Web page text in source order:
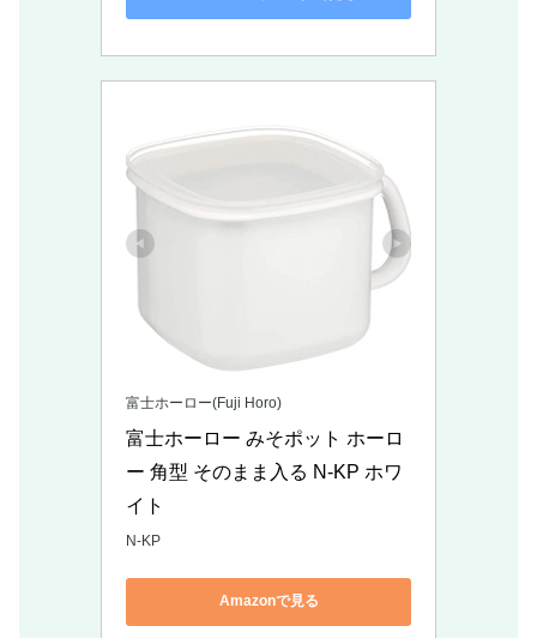
富士ホーロー(Fuji Horo)
富士ホーロー みそポット ホーロ
ー 角型 そのまま入る N-KP ホワ
イト
N-KP
Amazonで見る